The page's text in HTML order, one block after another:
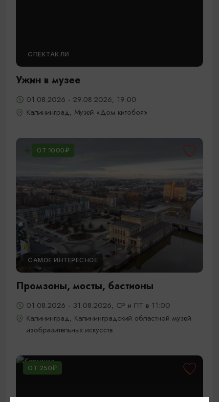
СПЕКТАКЛИ
Ужин в музее
01.08.2026 - 29.08.2026, 19:00
Калининград, Музей «Дом китобоя»
ОТ 1000₽
САМОЕ ИНТЕРЕСНОЕ
Промзоны, мосты, бастионы
01.08.2026 - 31.08.2026, СР и ПТ в 11:00
Калининград, Калининградский областной музей
изобразительных искусств
ОТ 250₽